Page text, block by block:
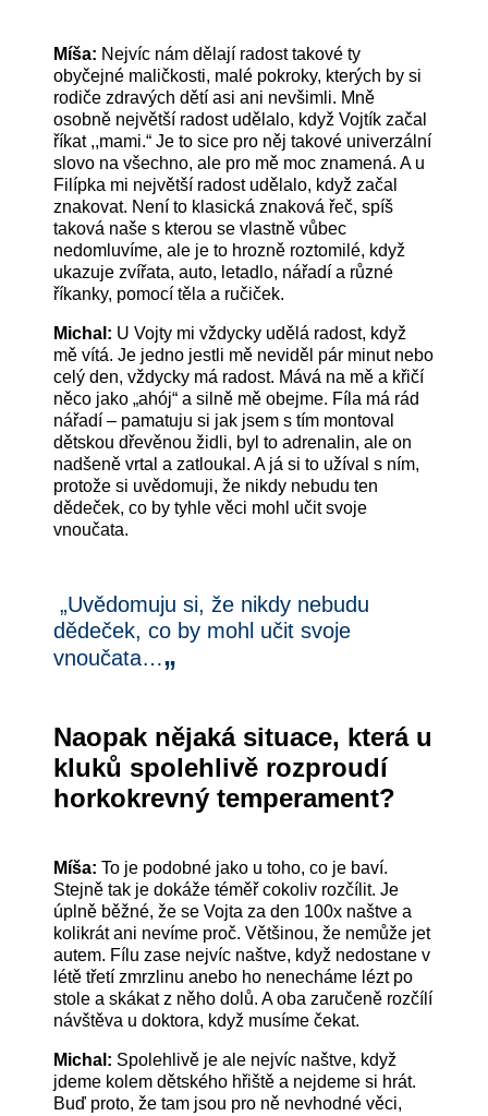
Míša: Nejvíc nám dělají radost takové ty
obyčejné maličkosti, malé pokroky, kterých by si
rodiče zdravých dětí asi ani nevšimli. Mně
osobně největší radost udělalo, když Vojtík začal
říkat ,,mami.“ Je to sice pro něj takové univerzální
slovo na všechno, ale pro mě moc znamená. A u
Filípka mi největší radost udělalo, když začal
znakovat. Není to klasická znaková řeč, spíš
taková naše s kterou se vlastně vůbec
nedomluvíme, ale je to hrozně roztomilé, když
ukazuje zvířata, auto, letadlo, nářadí a různé
říkanky, pomocí těla a ručiček.
Michal: U Vojty mi vždycky udělá radost, když
mě vítá. Je jedno jestli mě neviděl pár minut nebo
celý den, vždycky má radost. Mává na mě a křičí
něco jako „ahój“ a silně mě obejme. Fíla má rád
nářadí – pamatuju si jak jsem s tím montoval
dětskou dřevěnou židli, byl to adrenalin, ale on
nadšeně vrtal a zatloukal. A já si to užíval s ním,
protože si uvědomuji, že nikdy nebudu ten
dědeček, co by tyhle věci mohl učit svoje
vnoučata.
„Uvědomuju si, že nikdy nebudu
dědeček, co by mohl učit svoje
vnoučata…„
Naopak nějaká situace, která u
kluků spolehlivě rozproudí
horkokrevný temperament?
Míša:To je podobné jako u toho, co je baví.
Stejně tak je dokáže téměř cokoliv rozčílit. Je
úplně běžné, že se Vojta za den 100x naštve a
kolikrát ani nevíme proč. Většinou, že nemůže jet
autem. Fílu zase nejvíc naštve, když nedostane v
létě třetí zmrzlinu anebo ho nenecháme lézt po
stole a skákat z něho dolů. A oba zaručeně rozčílí
návštěva u doktora, když musíme čekat.
Michal: Spolehlivě je ale nejvíc naštve, když
jdeme kolem dětského hřiště a nejdeme si hrát.
Buď proto, že tam jsou pro ně nevhodné věci,